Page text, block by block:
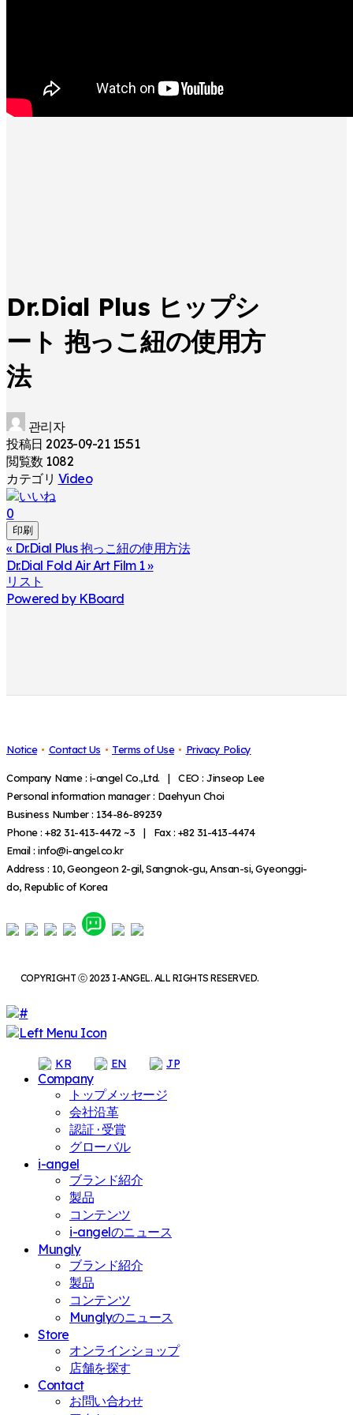
Dr.Dial Plus ヒップシ
ート 抱っこ紐の使用方
法
관리자
投稿日 2023-09-21 15:51
閲覧数 1082
カテゴリ Video
0
印刷
« Dr.Dial Plus 抱っこ紐の使用方法
Dr.Dial Fold Air Art Film 1»
リスト
Powered by KBoard
Notice Contact Us Terms of Use Privacy Policy
Company Name : i-angel Co.,Ltd. | CEO : Jinseop Lee
Personal information manager : Daehyun Choi
Business Number : 134-86-89239
Phone : +82 31-413-4472 ~3 | Fax : +82 31-413-4474
Email : info@i-angel.co.kr
Address : 10, Geongeon 2-gil, Sangnok-gu, Ansan-si, Gyeonggi-
do, Republic of Korea
COPYRIGHT ⓒ 2023 I-ANGEL. ALL RIGHTS RESERVED.
KR EN JP
Company
トップメッセージ
会社沿革
認証 · 受賞
グローバル
i-angel
ブランド紹介
製品
コンテンツ
i-angelのニュース
Mungly
ブランド紹介
製品
コンテンツ
Munglyのニュース
Store
オンラインショップ
店舗を探す
Contact
お問い合わせ